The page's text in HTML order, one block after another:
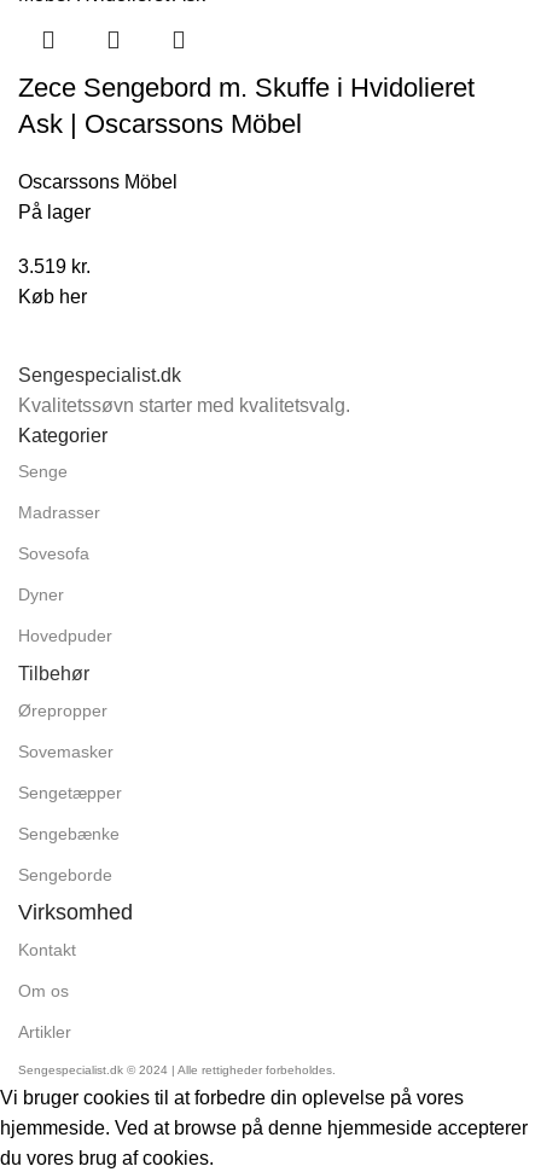
Zece Sengebord m. Skuffe i Hvidolieret
Ask | Oscarssons Möbel
Oscarssons Möbel
På lager
3.519 kr.
Køb her
Sengespecialist.dk
Kvalitetssøvn starter med kvalitetsvalg.
Kategorier
Senge
Madrasser
Sovesofa
Dyner
Hovedpuder
Tilbehør
Ørepropper
Sovemasker
Sengetæpper
Sengebænke
Sengeborde
Virksomhed
Kontakt
Om os
Artikler
Sengespecialist.dk © 2024 | Alle rettigheder forbeholdes.
Vi bruger cookies til at forbedre din oplevelse på vores
hjemmeside. Ved at browse på denne hjemmeside accepterer
du vores brug af cookies.